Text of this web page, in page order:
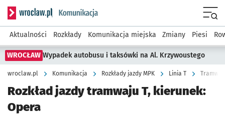
Serwis informacyjny wroclaw.pl podserwis: Komunikacja
Aktualności Rozkłady Komunikacja miejska Zmiany Piesi
WROCŁAW Wypadek autobusu i taksówki na Al. Krzywoustego
wroclaw.pl Komunikacja Rozkłady jazdy MPK Linia T Tramwaj
Rozkład jazdy tramwaju T, kierunek:
Opera